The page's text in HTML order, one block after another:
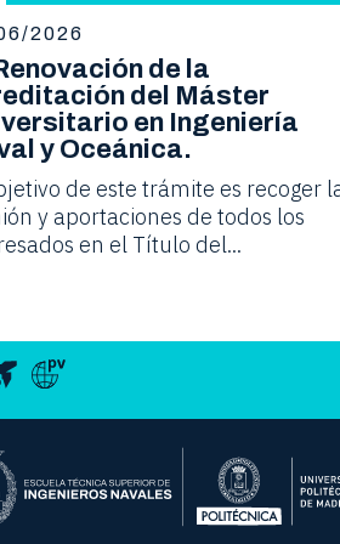
2026
de la
del Máster
en Ingeniería
y Oceánica.
de este trámite es recoger
y aportaciones de todos los
en el Título del...